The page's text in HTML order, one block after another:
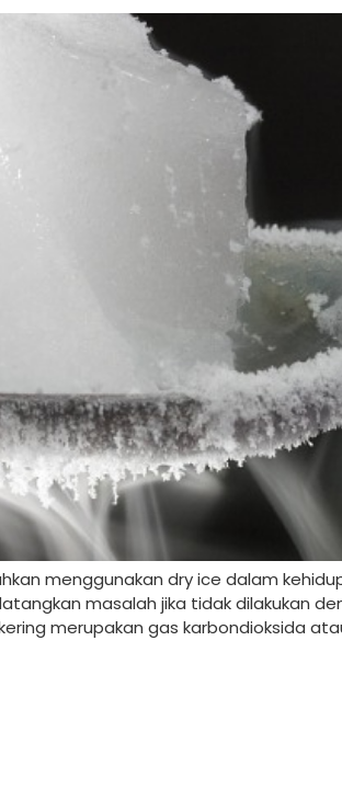
menggunakan dry ice dalam
masalah jika tidak dilakukan
merupakan gas karbondioksida